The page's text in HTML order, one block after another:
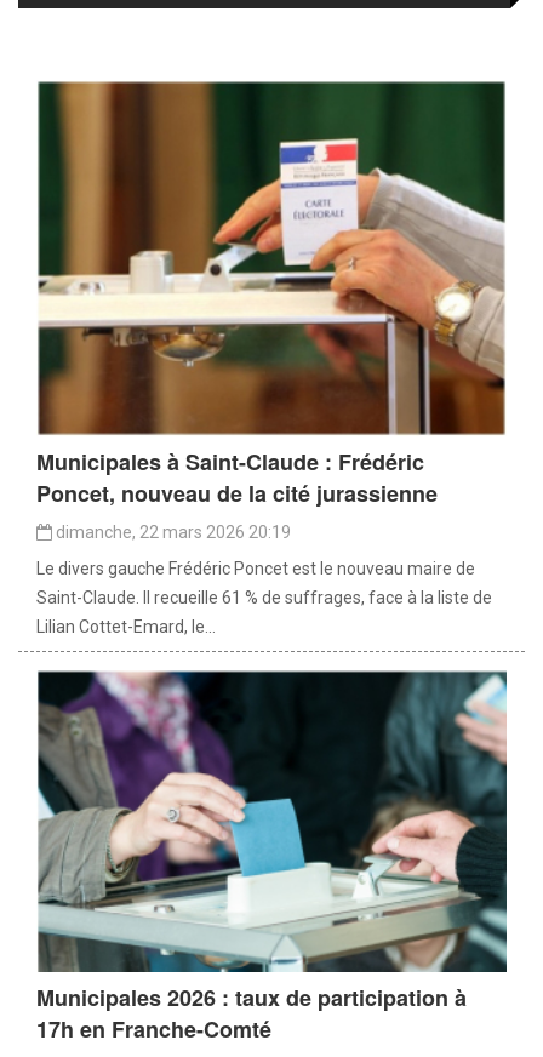
Municipales à Saint-Claude : Frédéric
Poncet, nouveau de la cité jurassienne
dimanche, 22 mars 2026 20:19
Le divers gauche Frédéric Poncet est le nouveau maire de
Saint-Claude. Il recueille 61 % de suffrages, face à la liste de
Lilian Cottet-Emard, le...
Municipales 2026 : taux de participation à
17h en Franche-Comté